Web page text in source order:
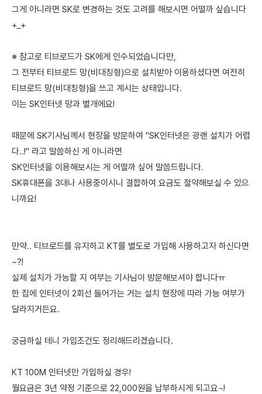
그게 아니라면 SK로 변경하는 것도 고려를 해보시면 어떨까 싶습니다
+_+
※ 참고로 티브로드가 SK에게 인수되었습니다만,
그 전부터 티브로드 망(비대칭형)으로 설치받아 이용하셨다면 여전히
티브로드 망(비대칭형)을 쓰고 계시는 상태입니다.
이는 SK인터넷 망과 별개에요!
때문에 SK기사님께서 현장을 방문하여 "SK인터넷은 광랜 설치가 어렵
다..!" 라고 말씀하신 게 아니라면
SK인터넷을 이용해보시는 게 어떨까 싶어 말씀드립니다.
SK휴대폰을 3대나 사용중이시니 결합하여 요금도 절약해보실 수 있으
니까요!
만약.. 티브로드를 유지하고 KT를 별도로 가입해 사용하고자 하신다면
~?!
실제 설치가 가능할 지 여부는 기사님이 방문해보셔야 합니다ㅠ
한 집에 인터넷이 2회선 들어가는 거는 설치 현장에 따라 가능 여부가
달라지거든요.
궁금하실 테니 가입조건도 정리해드리겠습니다.
KT 100M 인터넷만 가입하실 경우!
월요금은 3년 약정 기준으로 22,000원을 납부하시게 되고요~!